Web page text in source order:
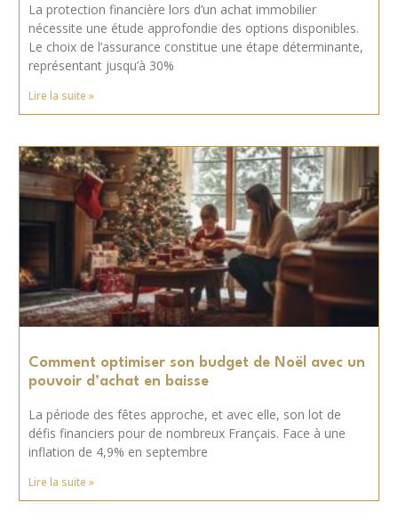
La protection financière lors d’un achat immobilier
nécessite une étude approfondie des options disponibles.
Le choix de l’assurance constitue une étape déterminante,
représentant jusqu’à 30%
Lire la suite »
Comment optimiser son budget de Noël avec un
pouvoir d’achat en baisse
La période des fêtes approche, et avec elle, son lot de
défis financiers pour de nombreux Français. Face à une
inflation de 4,9% en septembre
Lire la suite »